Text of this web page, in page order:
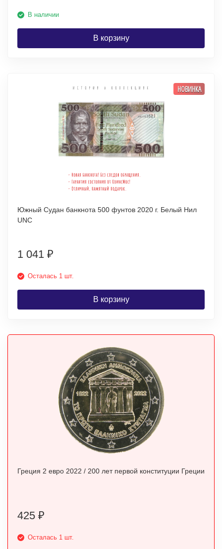
В наличии
В корзину
НОВИНКА
Южный Судан банкнота 500 фунтов 2020 г. Белый Нил
UNC
1 041 ₽
Осталась 1 шт.
В корзину
Греция 2 евро 2022 / 200 лет первой конституции Греции
425 ₽
Осталась 1 шт.